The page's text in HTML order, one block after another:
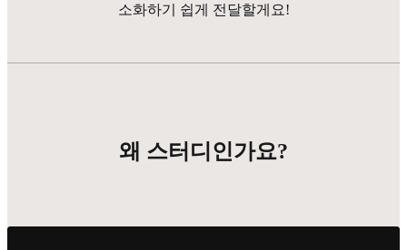
소화하기 쉽게 전달할게요!
왜 스터디인가요?